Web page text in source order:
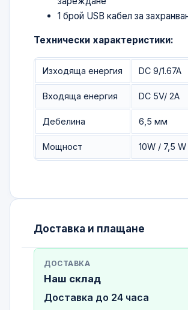
1 брой USB кабел за
Технически характеристики:
Изходяща енергия DC 9/1.67A
Входяща енергия DC 5V/ 2A
Дебелина 6,5 мм
Мощност 10W / 7,5 W
Доставка и плащане
ДОСТАВКА
Наш склад
Доставка до 24 часа